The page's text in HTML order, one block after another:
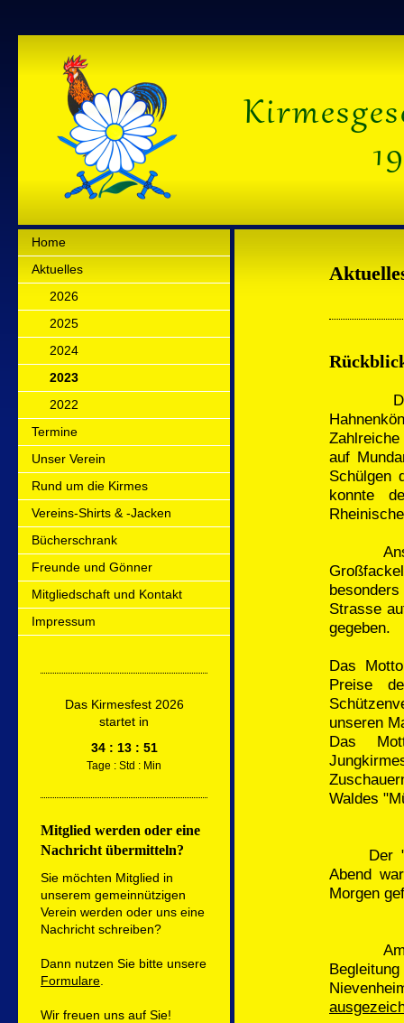
Home
Aktuelles
2026
2025
2024
2023
2022
Termine
Unser Verein
Rund um die Kirmes
Vereins-Shirts & -Jacken
Bücherschrank
Freunde und Gönner
Mitgliedschaft und Kontakt
Impressum
Das Kirmesfest 2026
startet in
34 : 13 : 51
Tage : Std : Min
Mitglied werden oder eine
Nachricht übermitteln?
Sie möchten Mitglied in
unserem gemeinnützigen
Verein werden oder uns eine
Nachricht schreiben?
Dann nutzen Sie bitte unsere
Formulare
Wir freuen uns auf Sie!
Das
auf
Schülgen
konnte
Strasse
gegeben.
Das
Preise
unseren
Das
Waldes
Der
Abend
Morgen
Am